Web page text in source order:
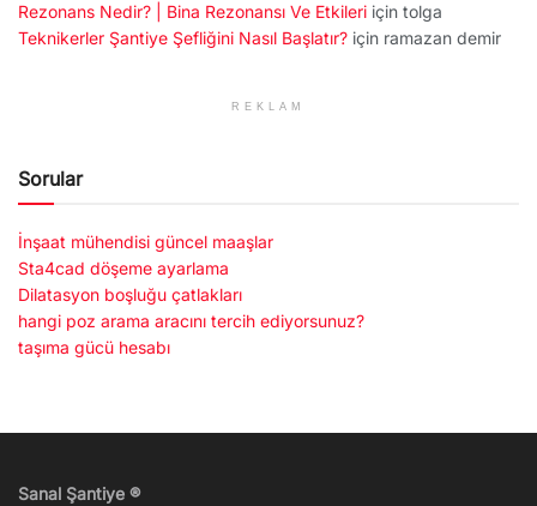
Rezonans Nedir? | Bina Rezonansı Ve Etkileri için tolga
Teknikerler Şantiye Şefliğini Nasıl Başlatır? için ramazan demir
REKLAM
Sorular
İnşaat mühendisi güncel maaşlar
Sta4cad döşeme ayarlama
Dilatasyon boşluğu çatlakları
hangi poz arama aracını tercih ediyorsunuz?
taşıma gücü hesabı
Sanal Şantiye ®